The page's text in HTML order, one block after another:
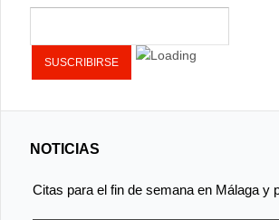
NOTICIAS
Citas para el fin de semana en Málaga y